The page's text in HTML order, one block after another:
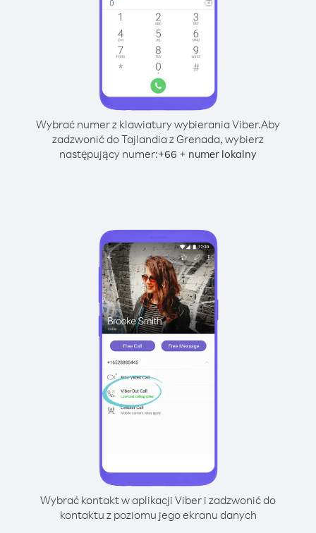
Wybrać numer z klawiatury wybierania Viber.Aby
zadzwonić do Tajlandia z Grenada, wybierz
następujący numer:+66 + numer lokalny
Wybrać kontakt w aplikacji Viber i zadzwonić do
kontaktu z poziomu jego ekranu danych